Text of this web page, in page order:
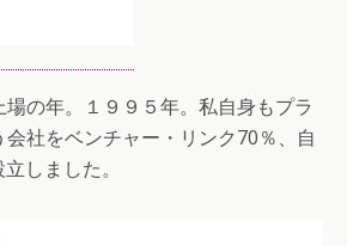
の年。１９９５年。私自身もプラ
社をベンチャー・リンク70％、自
しました。